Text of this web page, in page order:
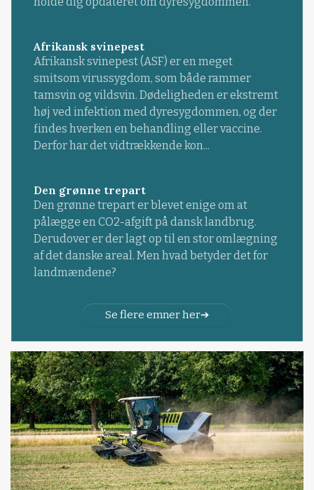
Afrikansk svinepest
Afrikansk svinepest (ASF) er en meget
smitsom virussygdom, som både rammer
tamsvin og vildsvin. Dødeligheden er ekstremt
høj ved infektion med dyresygdommen, og der
findes hverken en behandling eller vaccine.
Derfor har det vidtrækkende kon...
Den grønne trepart
Den grønne trepart er blevet enige om at
pålægge en CO2-afgift på dansk landbrug.
Derudover er der lagt op til en stor omlægning
af det danske areal. Men hvad betyder det for
landmændene?
Se flere emner her